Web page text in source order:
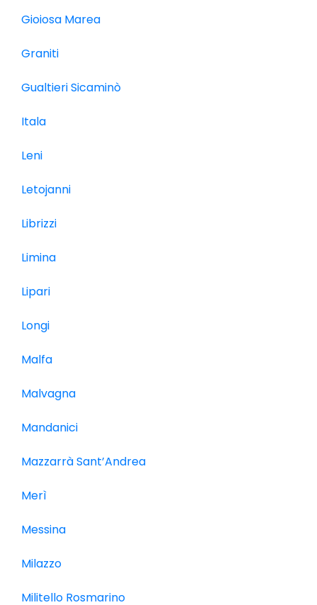
Gioiosa Marea
Graniti
Gualtieri Sicaminò
Itala
Leni
Letojanni
Librizzi
Limina
Lipari
Longi
Malfa
Malvagna
Mandanici
Mazzarrà Sant’Andrea
Merì
Messina
Milazzo
Militello Rosmarino